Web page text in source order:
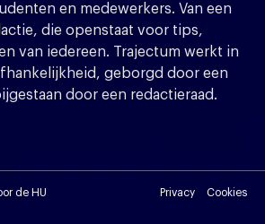
en medewerkers. Van een
die openstaat voor tips,
van iedereen. Trajectum werkt in
geborgd door een
door een redactieraad.
de HU Privacy Cookies